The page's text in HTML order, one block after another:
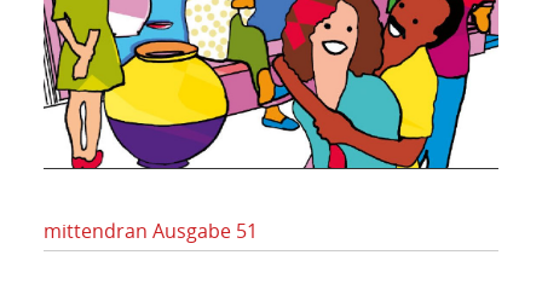
mittendran Ausgabe 51